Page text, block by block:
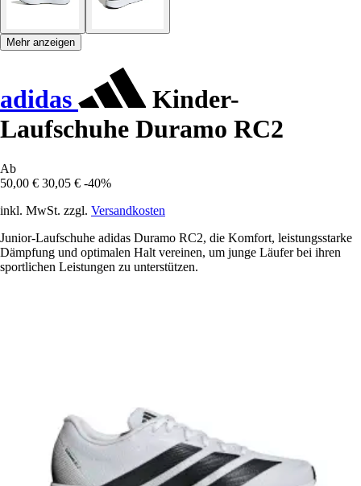
Mehr anzeigen
adidas
Kinder-
Laufschuhe Duramo RC2
Ab
50,00 € 30,05 € -40%
inkl. MwSt. zzgl. Versandkosten
Junior-Laufschuhe adidas Duramo RC2, die Komfort, leistungsstarke
Dämpfung und optimalen Halt vereinen, um junge Läufer bei ihren
sportlichen Leistungen zu unterstützen.